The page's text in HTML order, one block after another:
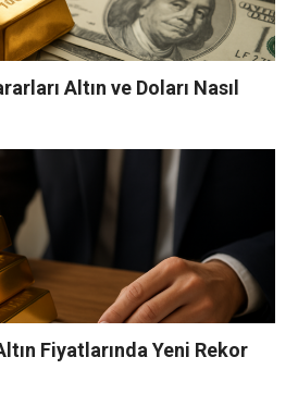
Altın ve Doları Nasıl
Fiyatlarında Yeni Rekor